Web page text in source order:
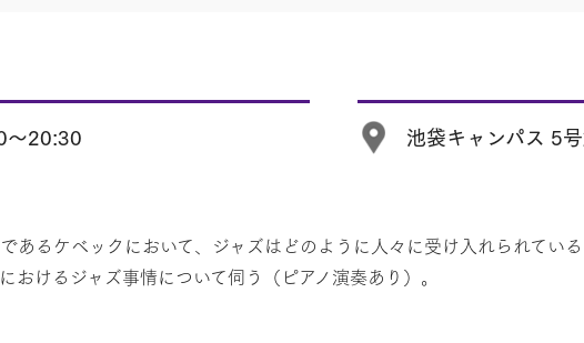
〜20:30 池袋キャンパス 5
あるケベックにおいて、ジャズはどのように人々に受け入れられてい
けるジャズ事情について伺う（ピアノ演奏あり）。